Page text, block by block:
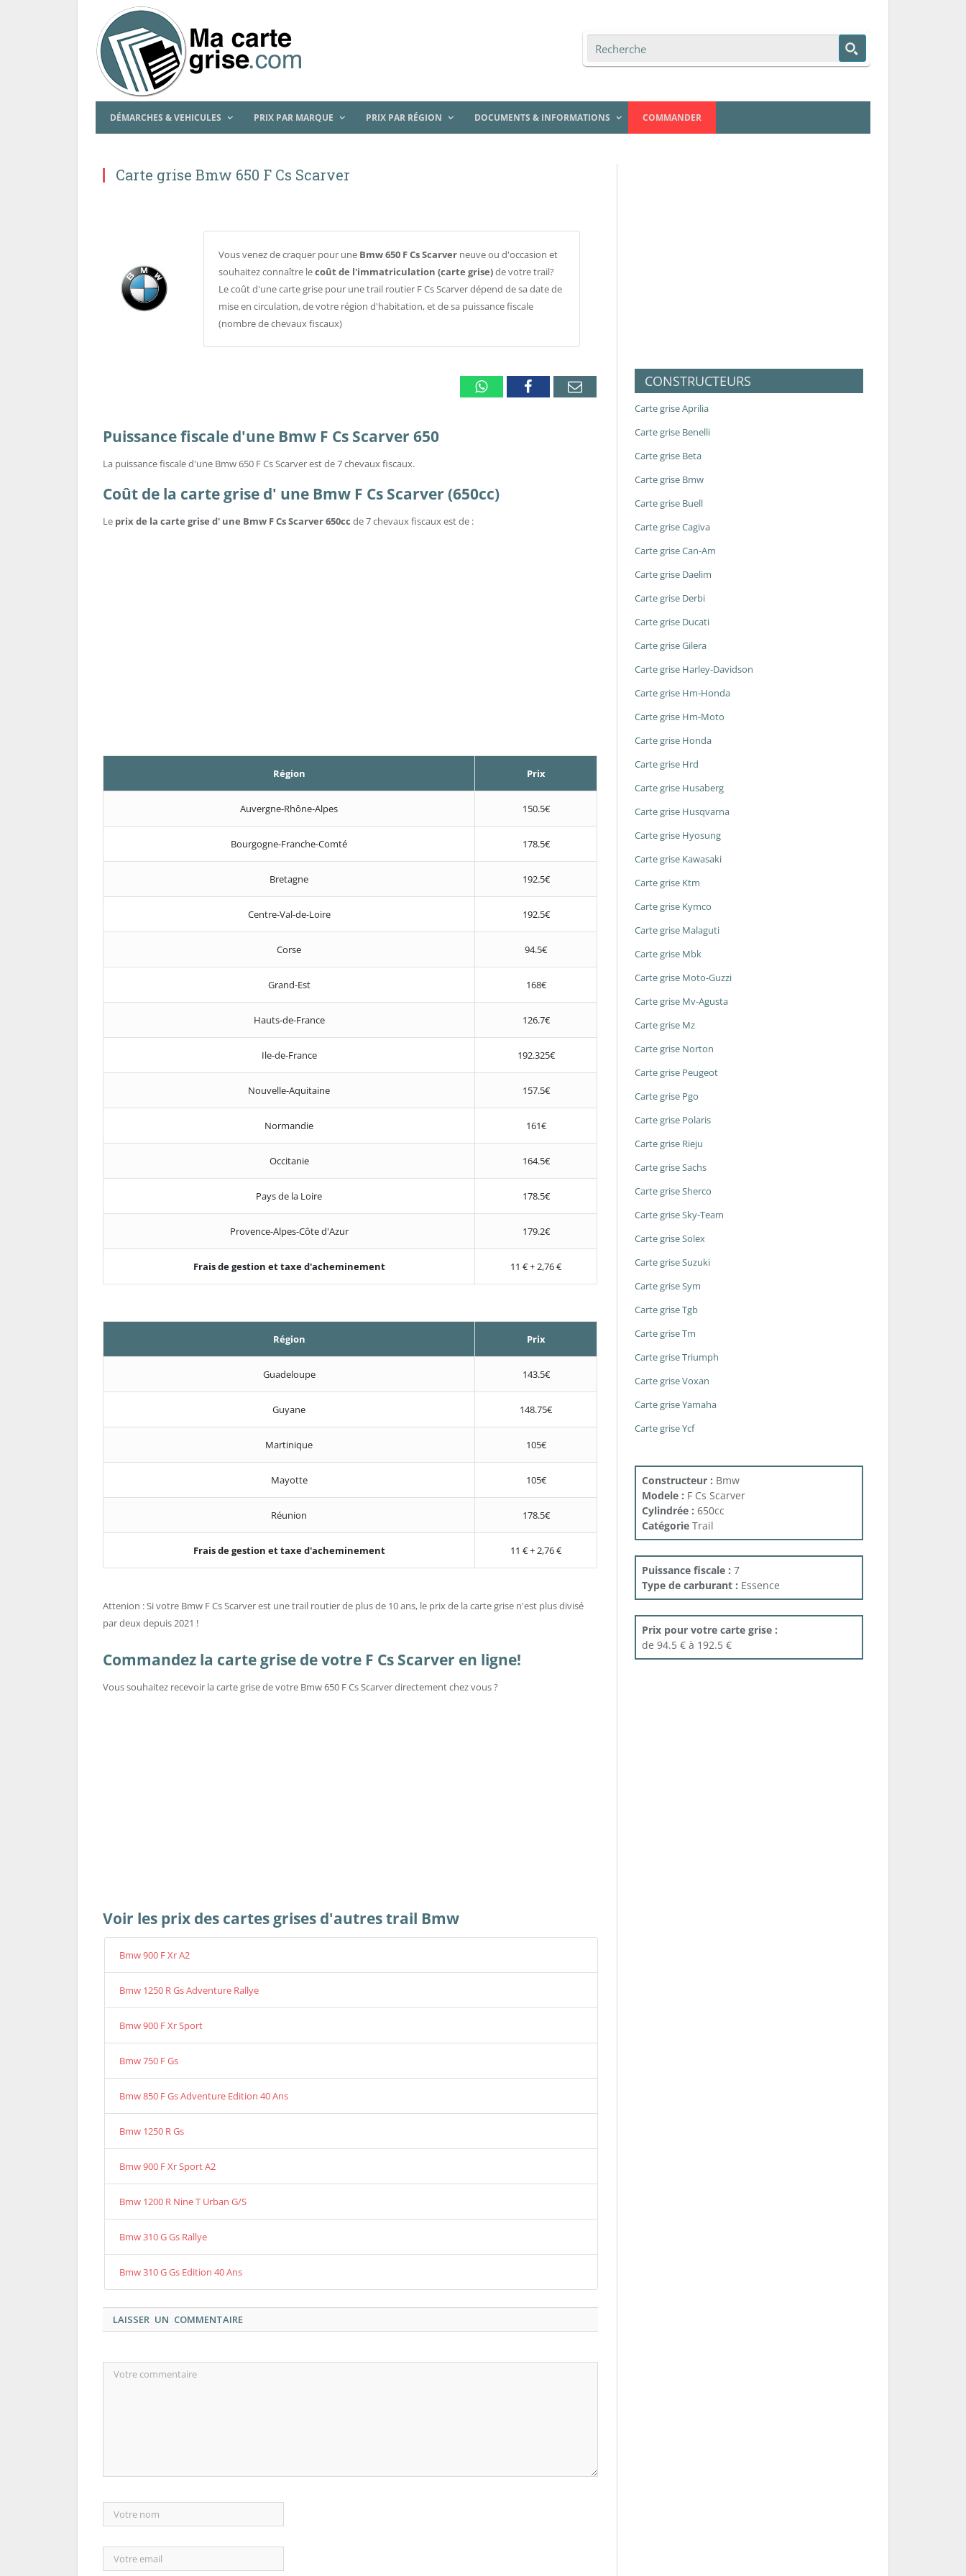
DÉMARCHES & VEHICULES PRIX PAR MARQUE PRIX PAR RÉGION DOCUMENTS & INFORMATIONS COMMANDER
Carte grise Bmw 650 F Cs Scarver
Vous venez de craquer pour une Bmw 650 F Cs Scarverneuve ou d'occasion et
souhaitez connaître lecoût de l'immatriculation (carte grise)de votre trail?
Le coût d'une carte grise pour une trail routier F Cs Scarver dépend de sa date de
mise en circulation, de votre région d'habitation, et de sa puissance fiscale
(nombre de chevaux fiscaux)
WhatsappFacebookEmail
Puissance fiscale d'une Bmw F Cs Scarver 650
La puissance fiscale d'une Bmw 650 F Cs Scarver est de 7 chevaux fiscaux.
Coût de la carte grise d' une Bmw F Cs Scarver (650cc)
Le prix de la carte grise d' une Bmw F Cs Scarver 650cc de 7 chevaux fiscaux est de :
Région Prix
Auvergne-Rhône-Alpes 150.5€
Bourgogne-Franche-Comté 178.5€
Bretagne 192.5€
Centre-Val-de-Loire 192.5€
Corse 94.5€
Grand-Est 168€
Hauts-de-France 126.7€
Ile-de-France 192.325€
Nouvelle-Aquitaine 157.5€
Normandie 161€
Occitanie 164.5€
Pays de la Loire 178.5€
Provence-Alpes-Côte d'Azur 179.2€
Frais de gestion et taxe d'acheminement 11 € + 2,76 €
Région Prix
Guadeloupe 143.5€
Guyane 148.75€
Martinique 105€
Mayotte 105€
Réunion 178.5€
Frais de gestion et taxe d'acheminement 11 € + 2,76 €
Attenion : Si votre Bmw F Cs Scarver est une trail routier de plus de 10 ans, le prix de la carte grise n'est plus divisé
par deux depuis 2021 !
Commandez la carte grise de votre F Cs Scarver en ligne!
Vous souhaitez recevoir la carte grise de votre Bmw 650 F Cs Scarver directement chez vous ?
Voir les prix des cartes grises d'autres trail Bmw
Bmw 900 F Xr A2
Bmw 1250 R Gs Adventure Rallye
Bmw 900 F Xr Sport
Bmw 750 F Gs
Bmw 850 F Gs Adventure Edition 40 Ans
Bmw 1250 R Gs
Bmw 900 F Xr Sport A2
Bmw 1200 R Nine T Urban G/S
Bmw 310 G Gs Rallye
Bmw 310 G Gs Edition 40 Ans
LAISSER UN COMMENTAIRE
CONSTRUCTEURS
Carte grise Aprilia
Carte grise Benelli
Carte grise Beta
Carte grise Bmw
Carte grise Buell
Carte grise Cagiva
Carte grise Can-Am
Carte grise Daelim
Carte grise Derbi
Carte grise Ducati
Carte grise Gilera
Carte grise Harley-Davidson
Carte grise Hm-Honda
Carte grise Hm-Moto
Carte grise Honda
Carte grise Hrd
Carte grise Husaberg
Carte grise Husqvarna
Carte grise Hyosung
Carte grise Kawasaki
Carte grise Ktm
Carte grise Kymco
Carte grise Malaguti
Carte grise Mbk
Carte grise Moto-Guzzi
Carte grise Mv-Agusta
Carte grise Mz
Carte grise Norton
Carte grise Peugeot
Carte grise Pgo
Carte grise Polaris
Carte grise Rieju
Carte grise Sachs
Carte grise Sherco
Carte grise Sky-Team
Carte grise Solex
Carte grise Suzuki
Carte grise Sym
Carte grise Tgb
Carte grise Tm
Carte grise Triumph
Carte grise Voxan
Carte grise Yamaha
Carte grise Ycf
Constructeur : Bmw
Modele : F Cs Scarver
Cylindrée : 650cc
CatégorieTrail
Puissance fiscale : 7
Type de carburant : Essence
Prix pour votre carte grise :
de 94.5 € à 192.5 €